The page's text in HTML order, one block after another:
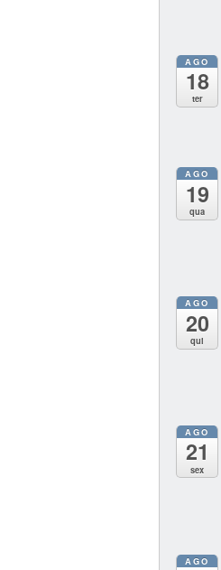
AGO
18
ter
AGO
19
qua
AGO
20
qui
AGO
21
sex
AGO